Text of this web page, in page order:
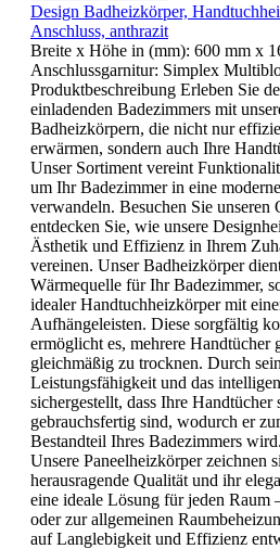
Design Badheizkörper,
Anschluss, anthrazit
Breite x Höhe in (mm): 600 mm x
Anschlussgarnitur: Simplex
Produktbeschreibung Erleben Sie
einladenden Badezimmers mit
Badheizkörpern, die nicht nur
erwärmen, sondern auch Ihre
Unser Sortiment vereint
um Ihr Badezimmer in eine
verwandeln. Besuchen Sie unseren
entdecken Sie, wie unsere
Ästhetik und Effizienz in Ihrem
vereinen. Unser Badheizkörper
Wärmequelle für Ihr Badezimmer,
idealer Handtuchheizkörper mit
Aufhängeleisten. Diese sorgfältig
ermöglicht es, mehrere Handtücher
gleichmäßig zu trocknen. Durch
Leistungsfähigkeit und das
sichergestellt, dass Ihre Handtücher
gebrauchsfertig sind, wodurch er
Bestandteil Ihres Badezimmers wird.
Unsere Paneelheizkörper zeichnen
herausragende Qualität und ihr
eine ideale Lösung für jeden Raum
oder zur allgemeinen
auf Langlebigkeit und Effizienz